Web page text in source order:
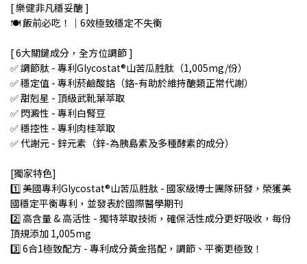
[ 樂健非凡穩妥醣 ]
🍽️ 飯前必吃！｜6效極致穩定不失衡
[ 6大關鍵成分，全方位調節 ]
✅ 調節肽 - 專利Glycostat®山苦瓜胜肽（1,005mg/份）
✅ 穩定值 - 專利菸鹼酸鉻（鉻-有助於維持醣類正常代謝）
✅ 甜剋星 - 頂級武靴葉萃取
✅ 閃澱性 - 專利白腎豆
✅ 穩控性 - 專利肉桂萃取
✅ 代謝元 - 鋅元素（鋅-為胰島素及多種酵素的成分）
[獨家特色]
1️⃣ 美國專利Glycostat®山苦瓜胜肽 - 國家級博士團隊研發，榮獲美
國穩定平衡專利，並發表於國際醫學期刊
2️⃣ 高含量 & 高活性 - 獨特萃取技術，確保活性成分更好吸收，每份
頂規添加 1,005mg
3️⃣ 6合1極致配方 - 專利成分黃金搭配，調節、平衡更極致！